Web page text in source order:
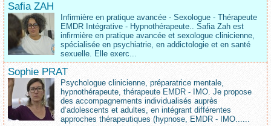
Safia ZAH
Infirmière en pratique avancée - Sexologue - Thérapeute
EMDR Intégrative - Hypnothérapeute.. Safia Zah est
infirmière en pratique avancée et sexologue clinicienne,
spécialisée en psychiatrie, en addictologie et en santé
sexuelle. Elle exerc...
Sophie PRAT
Psychologue clinicienne, préparatrice mentale,
hypnothérapeute, thérapeute EMDR - IMO. Je propose
des accompagnements individualisés auprès
d‘adolescents et adultes, en intégrant différentes
approches thérapeutiques (hypnose, EMDR - IMO......